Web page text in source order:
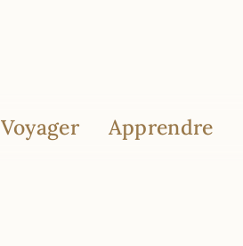
Voyager Apprendre